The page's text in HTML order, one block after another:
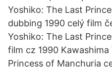
Yoshiko: The Last
dubbing 1990 celý film
Yoshiko: The Last
film cz 1990
Princess of Manchuria